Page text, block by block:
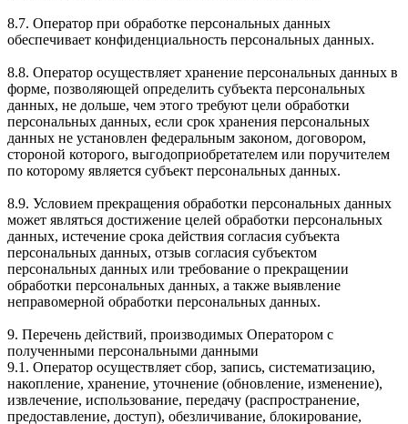
8.7. Оператор при обработке персональных данных
обеспечивает конфиденциальность персональных данных.
8.8. Оператор осуществляет хранение персональных данных в
форме, позволяющей определить субъекта персональных
данных, не дольше, чем этого требуют цели обработки
персональных данных, если срок хранения персональных
данных не установлен федеральным законом, договором,
стороной которого, выгодоприобретателем или поручителем
по которому является субъект персональных данных.
8.9. Условием прекращения обработки персональных данных
может являться достижение целей обработки персональных
данных, истечение срока действия согласия субъекта
персональных данных, отзыв согласия субъектом
персональных данных или требование о прекращении
обработки персональных данных, а также выявление
неправомерной обработки персональных данных.
9. Перечень действий, производимых Оператором с
полученными персональными данными
9.1. Оператор осуществляет сбор, запись, систематизацию,
накопление, хранение, уточнение (обновление, изменение),
извлечение, использование, передачу (распространение,
предоставление, доступ), обезличивание, блокирование,